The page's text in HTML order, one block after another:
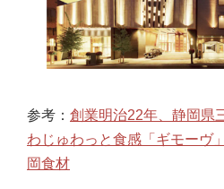
参考： 創業明治22年、静岡県
わじゅわっと食感「ギモーヴ
岡食材